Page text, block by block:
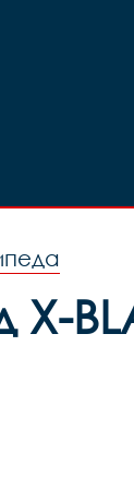
15 (на